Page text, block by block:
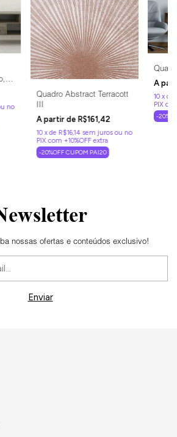
Quadro Abstract Terracott
III
R$161,42
10 xde R$16,14 sem juros
-20%OFF CUPOM PAI20
10 x de
-
nossas ofertas e conteúdos exclusivo!